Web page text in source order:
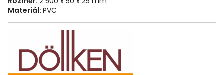
Materiál: PVC